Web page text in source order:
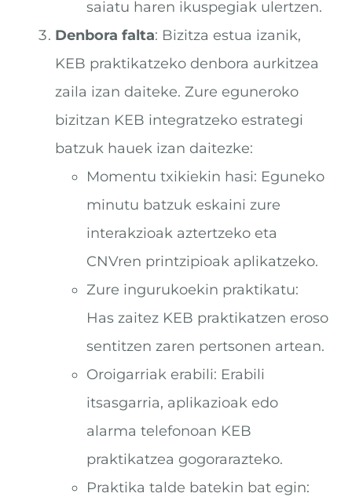
saiatu haren ikuspegiak ulertzen.
Denbora falta: Bizitza estua izanik,
KEB praktikatzeko denbora aurkitzea
zaila izan daiteke. Zure eguneroko
bizitzan KEB integratzeko estrategi
batzuk hauek izan daitezke:
Momentu txikiekin hasi: Eguneko
minutu batzuk eskaini zure
interakzioak aztertzeko eta
CNVren printzipioak aplikatzeko.
Zure ingurukoekin praktikatu:
Has zaitez KEB praktikatzen eroso
sentitzen zaren pertsonen artean.
Oroigarriak erabili: Erabili
itsasgarria, aplikazioak edo
alarma telefonoan KEB
praktikatzea gogorarazteko.
Praktika talde batekin bat egin: